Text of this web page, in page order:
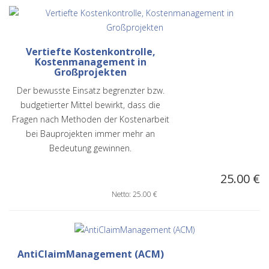
Vertiefte Kostenkontrolle,
Kostenmanagement in
Großprojekten
Der bewusste Einsatz begrenzter bzw.
budgetierter Mittel bewirkt, dass die
Fragen nach Methoden der Kostenarbeit
bei Bauprojekten immer mehr an
Bedeutung gewinnen.
25.00 €
Netto: 25.00 €
AntiClaimManagement (ACM)